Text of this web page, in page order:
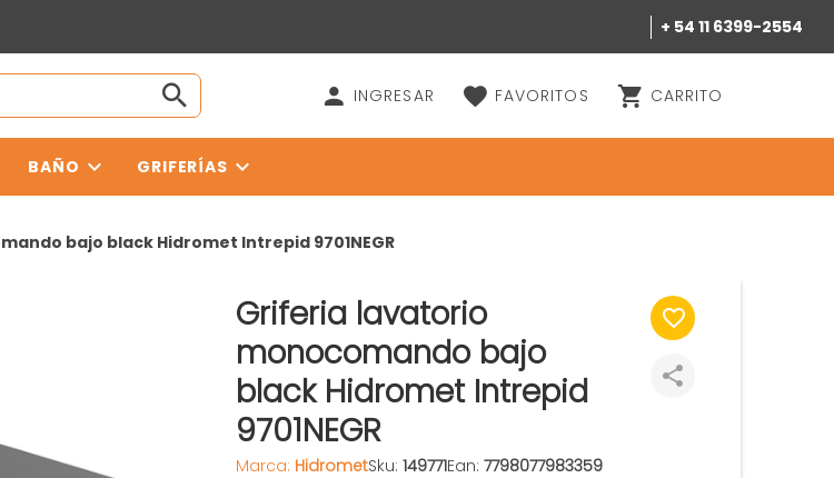
+ 54 11 6399-2554
INGRESAR FAVORITOS CARRITO
BAÑO GRIFERÍAS
bajo black Hidromet Intrepid 9701NEGR
Griferia lavatorio
monocomando bajo
black Hidromet Intrepid
9701NEGR
Marca: HidrometSku: 149771Ean: 7798077983359